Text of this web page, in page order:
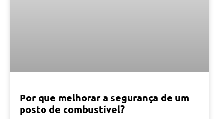
Por que melhorar a segurança de um
posto de combustível?